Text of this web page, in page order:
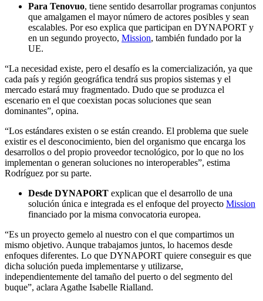
Para Tenovuo, tiene sentido desarrollar programas conjuntos
que amalgamen el mayor número de actores posibles y sean
escalables. Por eso explica que participan en DYNAPORT y
en un segundo proyecto, Mission, también fundado por la
UE.
“La necesidad existe, pero el desafío es la comercialización, ya que
cada país y región geográfica tendrá sus propios sistemas y el
mercado estará muy fragmentado. Dudo que se produzca el
escenario en el que coexistan pocas soluciones que sean
dominantes”, opina.
“Los estándares existen o se están creando. El problema que suele
existir es el desconocimiento, bien del organismo que encarga los
desarrollos o del propio proveedor tecnológico, por lo que no los
implementan o generan soluciones no interoperables”, estima
Rodríguez por su parte.
Desde DYNAPORT explican que el desarrollo de una
solución única e integrada es el enfoque del proyecto Mission
financiado por la misma convocatoria europea.
“Es un proyecto gemelo al nuestro con el que compartimos un
mismo objetivo. Aunque trabajamos juntos, lo hacemos desde
enfoques diferentes. Lo que DYNAPORT quiere conseguir es que
dicha solución pueda implementarse y utilizarse,
independientemente del tamaño del puerto o del segmento del
buque”, aclara Agathe Isabelle Rialland.